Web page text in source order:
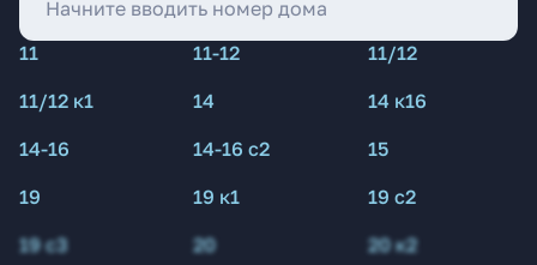
11 11-12
11/12
11/12 к1
14
14 к16
14-16
14-16 с2
15
19
19 к1
19 с2
19 с3
20 20 к2